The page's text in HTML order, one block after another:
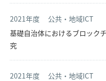
2021年度
公共・地域ICT
基礎自治体におけるブロック
究
2021年度
公共・地域ICT